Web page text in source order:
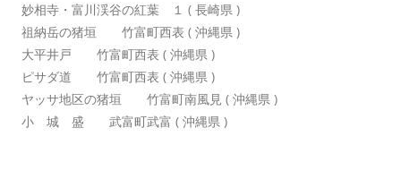
妙相寺・富川渓谷の紅葉 １ ( 長崎県 )
祖納岳の猪垣 竹富町西表 ( 沖縄県 )
大平井戸 竹富町西表 ( 沖縄県 )
ピサダ道 竹富町西表 ( 沖縄県 )
ヤッサ地区の猪垣 竹富町南風見 ( 沖縄県 )
小 城 盛 武富町武富 ( 沖縄県 )